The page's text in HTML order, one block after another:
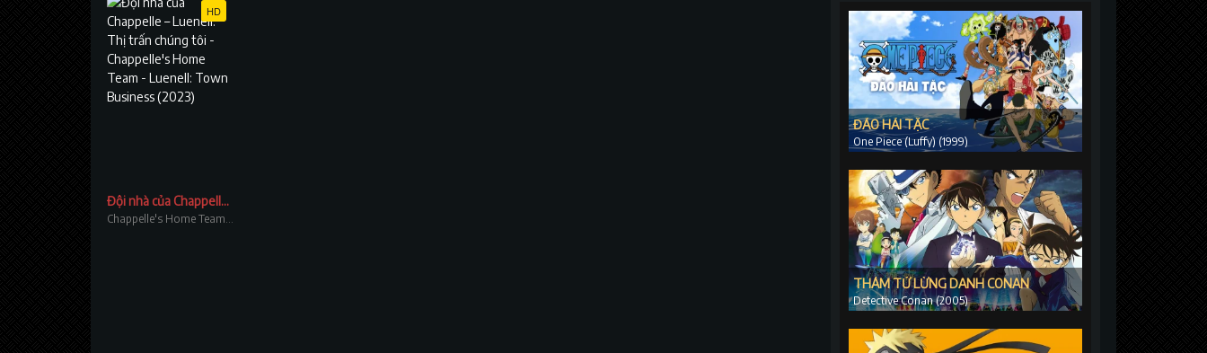
HD
Đội nhà của Chappelle – Luenell: Thị trấn chúng tôi
ĐẢO HẢI TẶC
One Piece (Luffy) (1999)
THÁM TỬ LỪNG DANH CONAN
Detective Conan (2005)